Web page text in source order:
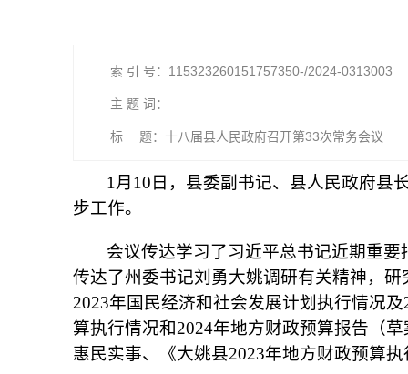
索 引 号：115323260151757350-/2024-0313003
主 题 词：
标 题：十八届县人民政府召开第33次常务会议
1月10日，县委副书记、县人民政府县
步工作。
会议传达学习了习近平总书记近期重
传达了州委书记刘勇大姚调研有关精神，
2023年国民经济和社会发展计划执行情况
算执行情况和2024年地方财政预算报告（
惠民实事、《大姚县2023年地方财政预算